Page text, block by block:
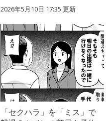
2026年5月10日 17:35 更新
「セクハラ」を「ミス」で